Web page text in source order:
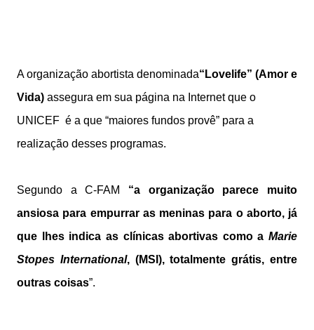
A organização abortista denominada“Lovelife” (Amor e
Vida) assegura em sua página na Internet que o
UNICEF é a que “maiores fundos provê” para a
realização desses programas.
Segundo a C-FAM “a organização parece muito
ansiosa para empurrar as meninas para o aborto, já
que lhes indica as clínicas abortivas como a Marie
Stopes International, (MSI), totalmente grátis, entre
outras coisas”.